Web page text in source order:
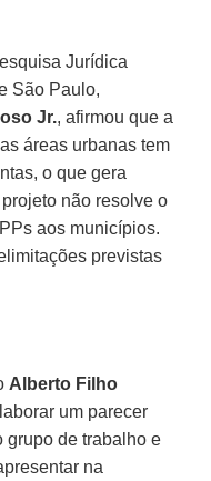
Jurídica
São Paulo,
Jr., afirmou que a
áreas urbanas tem
o que gera
não resolve o
aos municípios.
previstas
Alberto Filho
um parecer
grupo de trabalho e
na